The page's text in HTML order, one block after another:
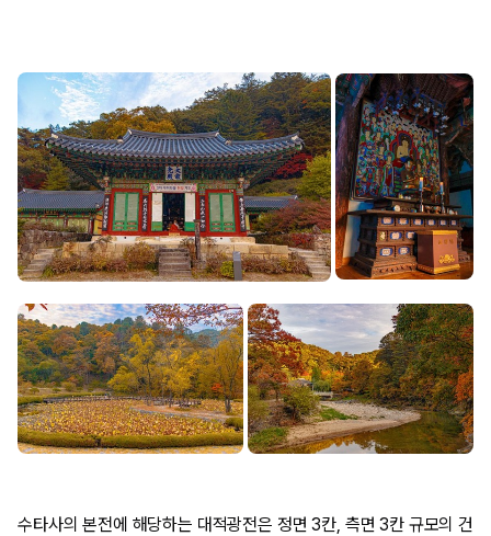
수타사의 본전에 해당하는 대적광전은 정면 3칸, 측면 3칸 규모의 건